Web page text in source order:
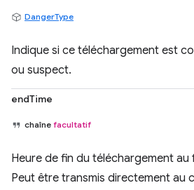
DangerType
Indique si ce téléchargement est
ou suspect.
endTime
chaîne facultatif
Heure de fin du téléchargement au
Peut être transmis directement au